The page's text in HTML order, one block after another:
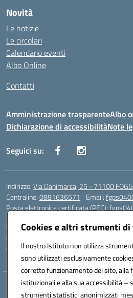
Cookies e altri strumenti
Il nostro Istituto non utilizza
sono utilizzati esclusivamente
corretto funzionamento del sito, alla
istituzionali e alla sua accessibilità –
strumenti statistici anonimizzati
Novità
Le notizie
Le circolari
Calendario eventi
Albo Online
Contatti
Amministrazione trasparenteAlbo
Dichiarazione di accessibilitàNote
Seguici su:
Indirizzo:Via Danimarca, 25 - 71100
Centralino:0881636571 Email:
Posta elettronica certificata (PEC):
Codice fiscale: 80031370713
Codice meccanografico:
Codice Indice delle Pubbliche
Hosting & Powered by